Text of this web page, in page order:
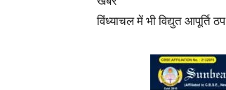
विंध्याचल में भी विद्युत आपूर्ति ठप